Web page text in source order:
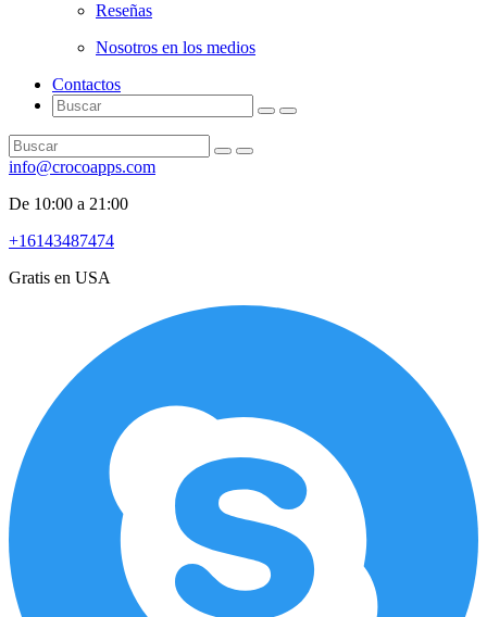
Reseñas
Nosotros en los medios
Contactos
info@crocoapps.com
De 10:00 a 21:00
+16143487474
Gratis en USA